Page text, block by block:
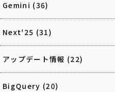
Gemini (36)
Next'25 (31)
アップデート情報 (22)
BigQuery (20)